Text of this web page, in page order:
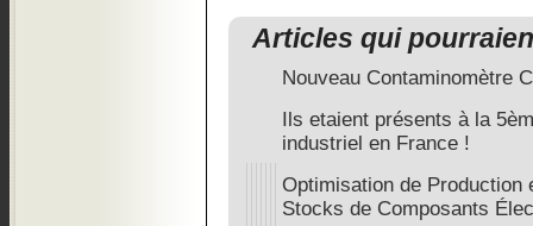
Articles qui
Nouveau Contaminomètre
Ils etaient présents à la
industriel en France !
Optimisation de Production
Stocks de Composants